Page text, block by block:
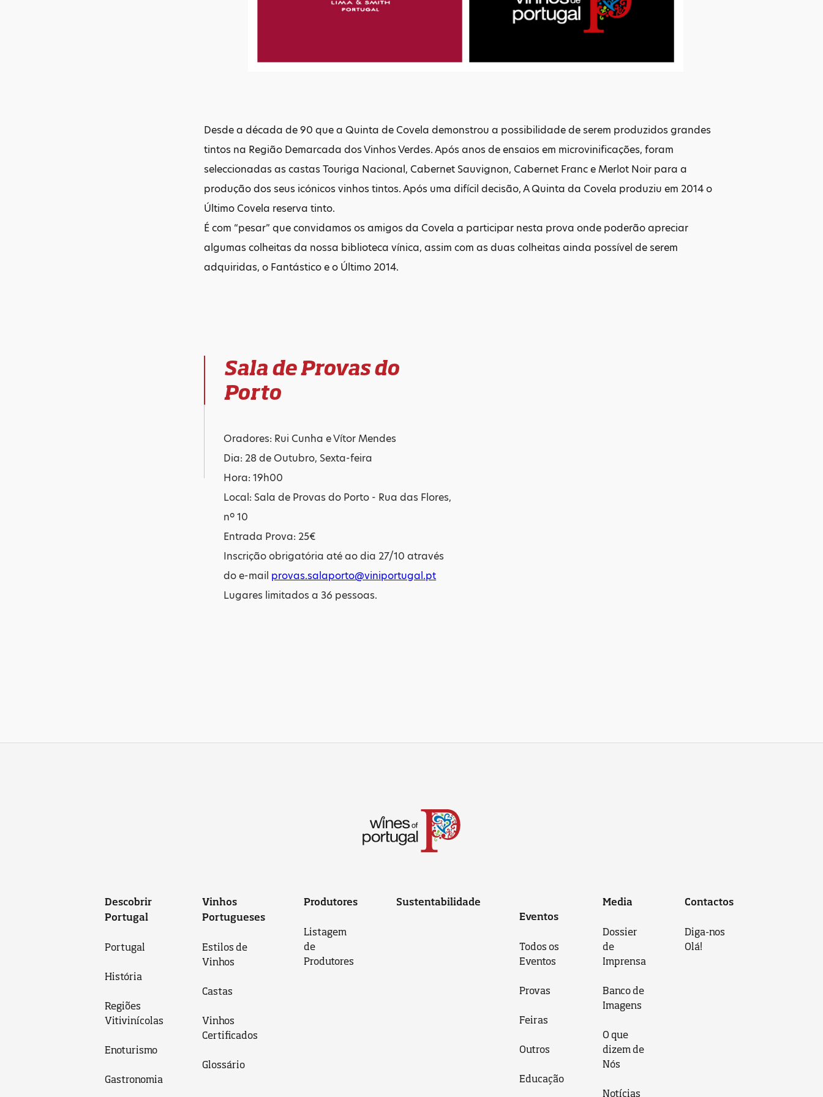
Desde a década de 90 que a Quinta de Covela demonstrou a possibilidade de serem produzidos grandes
tintos na Região Demarcada dos Vinhos Verdes. Após anos de ensaios em microvinificações, foram
seleccionadas as castas Touriga Nacional, Cabernet Sauvignon, Cabernet Franc e Merlot Noir para a
produção dos seus icónicos vinhos tintos. Após uma difícil decisão, A Quinta da Covela produziu em 2014 o
Último Covela reserva tinto.
É com “pesar” que convidamos os amigos da Covela a participar nesta prova onde poderão apreciar
algumas colheitas da nossa biblioteca vínica, assim com as duas colheitas ainda possível de serem
adquiridas, o Fantástico e o Último 2014.
Sala de Provas do
Porto
Oradores: Rui Cunha e Vítor Mendes
Dia: 28 de Outubro, Sexta-feira
Hora: 19h00
Local: Sala de Provas do Porto - Rua das Flores,
nº 10
Entrada Prova: 25€
Inscrição obrigatória até ao dia 27/10 através
do e-mail provas.salaporto@viniportugal.pt
Lugares limitados a 36 pessoas.
Descobrir
Portugal
Portugal
História
Regiões
Vitivinícolas
Enoturismo
Gastronomia
Vinhos
Portugueses
Estilos de
Vinhos
Castas
Vinhos
Certificados
Glossário
Produtores
Listagem
de
Produtores
Sustentabilidade
Eventos
Todos os
Eventos
Provas
Feiras
Outros
Educação
Media
Dossier
de
Imprensa
Banco de
Imagens
O que
dizem de
Nós
Notícias
Contactos
Diga-nos
Olá!